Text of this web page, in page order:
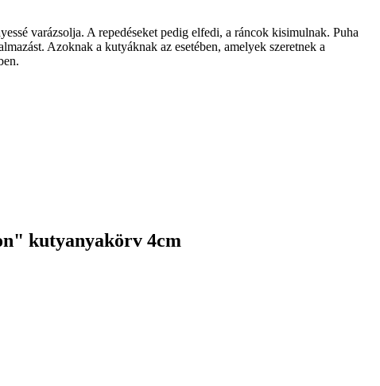
varázsolja. A repedéseket pedig elfedi, a ráncok kisimulnak. Puha
Azoknak a kutyáknak az esetében, amelyek szeretnek a
kutyanyakörv 4cm